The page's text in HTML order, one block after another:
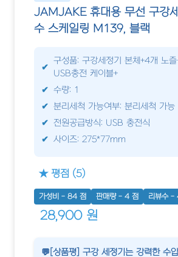
JAMJAKE 휴대용 무선 구강
수 스케일링 M139, 블랙
구성품: 구강세정기 본체+4개 노
USB충전 케이블+
수량: 1
분리세척 가능여부: 분리세척 가능
전원공급방식: USB 충전식
사이즈: 275*77mm
★ 평점 (5)
가성비 - 84 점 판매량 - 4 점 리뷰수 -
28,900 원
💬[상품평] 구강 세정기는 강력한 수